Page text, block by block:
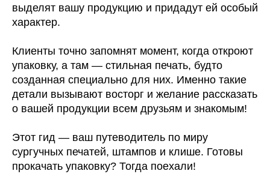
выделят вашу продукцию и придадут ей особый
характер.
Клиенты точно запомнят момент, когда откроют
упаковку, а там — стильная печать, будто
созданная специально для них. Именно такие
детали вызывают восторг и желание рассказать
о вашей продукции всем друзьям и знакомым!
Этот гид — ваш путеводитель по миру
сургучных печатей, штампов и клише. Готовы
прокачать упаковку? Тогда поехали!